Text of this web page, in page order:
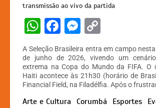
transmissão ao vivo da partida
W
h
at
s
A
F
c
e
b
M
s
s
e
p
y
Li
A Seleção Brasileira entra em campo
de junho de 2026, vivendo um
extrema na Copa do Mundo da FIFA. O
Haiti acontece às 21h30 (horário de
Financial Field, na Filadélfia. Após o
Arte e Cultura Corumbá Esportes